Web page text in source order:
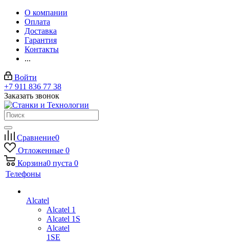
О компании
Оплата
Доставка
Гарантия
Контакты
...
Войти
+7 911 836 77 38
Заказать звонок
Сравнение0
Отложенные 0
Корзина0 пуста 0
Телефоны
Alcatel
Alcatel 1
Alcatel 1S
Alcatel
1SE